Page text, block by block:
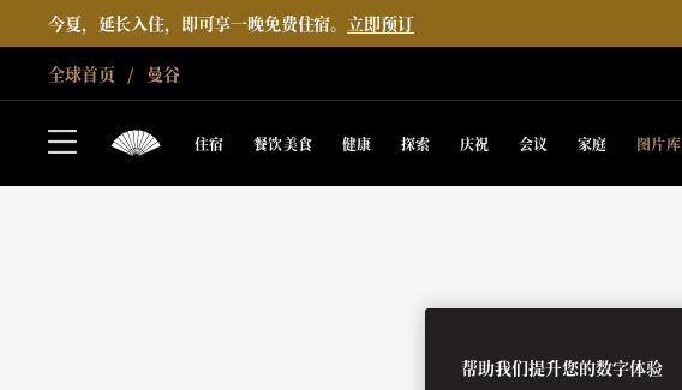
今夏，延长入住，即可享一晚免费住宿。 立即预订
全球首页 曼谷
住宿 餐饮美食 健康 探索 庆祝 会议 家庭 图片库
帮助我们提升您的数字体验